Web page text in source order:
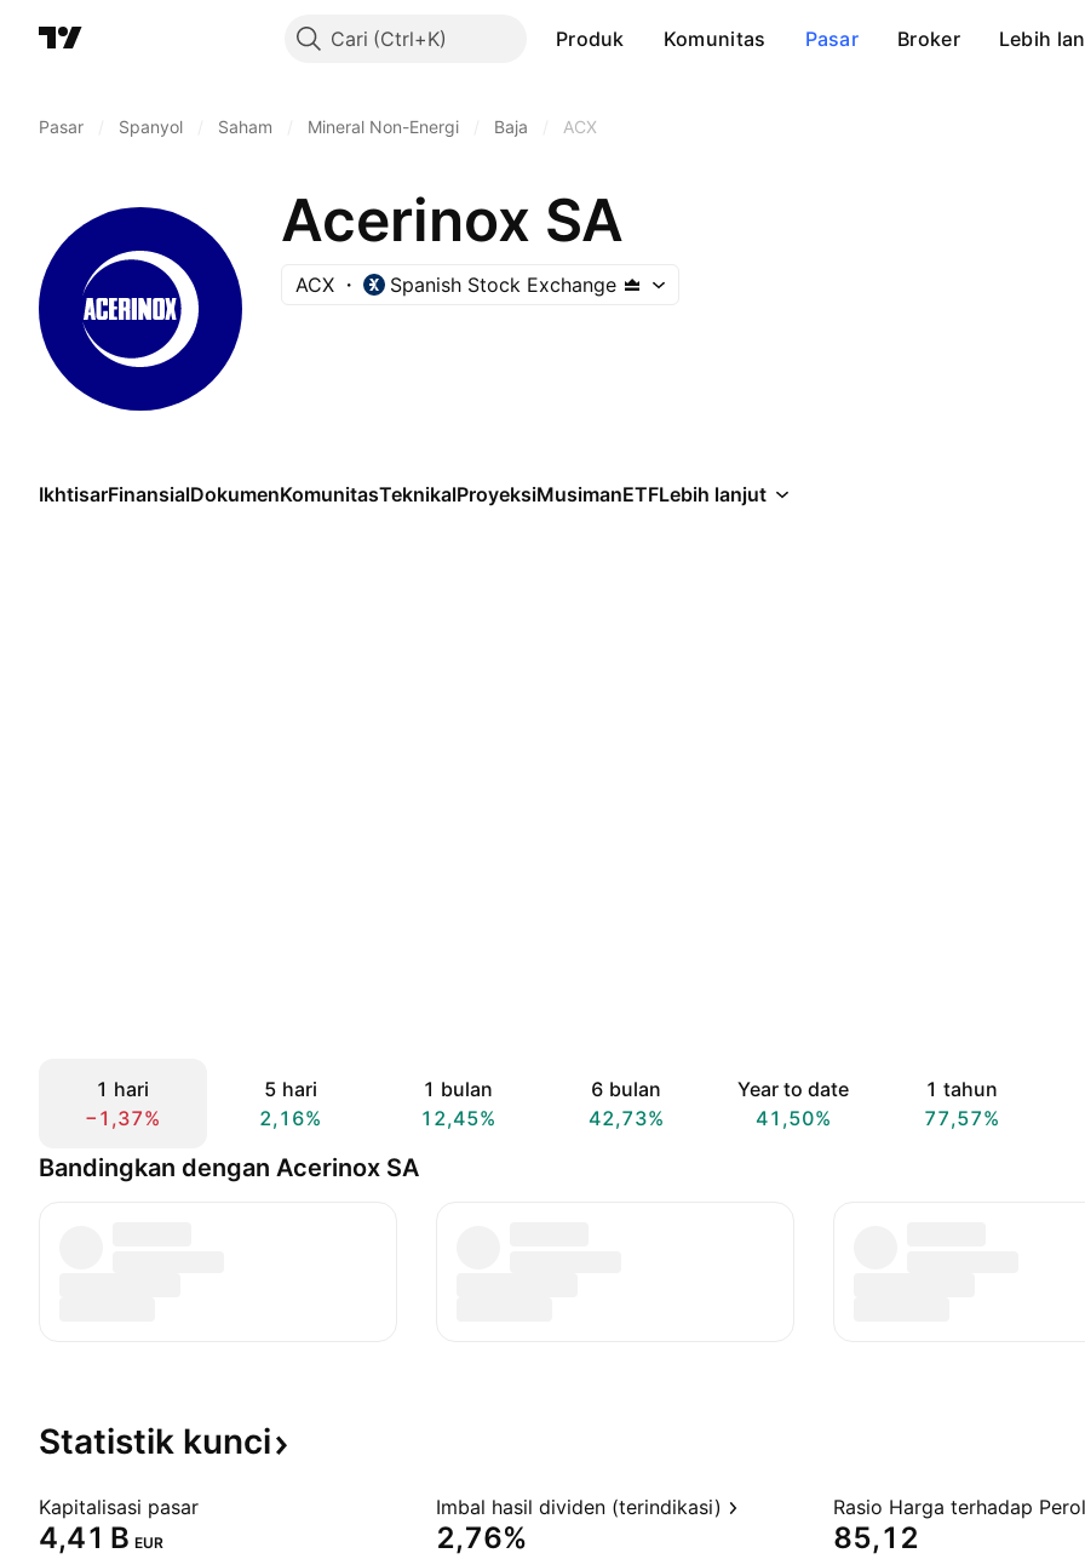
Cari Produk Komunitas Pasar Broker Lebih
Pasar Spanyol Saham Mineral Non-Energi Baja ACX
Acerinox SA
ACX Spanish Stock Exchange
IkhtisarFinansialDokumenKomunitasTeknikalProyeksiMusimanETFLebih lanjut
1 hari
−1,37%
5 hari
2,16%
1 bulan
12,45%
6 bulan
42,73%
Year to date
41,50%
1 tahun
77,57%
Bandingkan dengan Acerinox SA
Statistik kunci
Kapitalisasi pasar
‪4,41 B‬ EUR
Imbal hasil dividen (terindikasi)
2,76% 85,12